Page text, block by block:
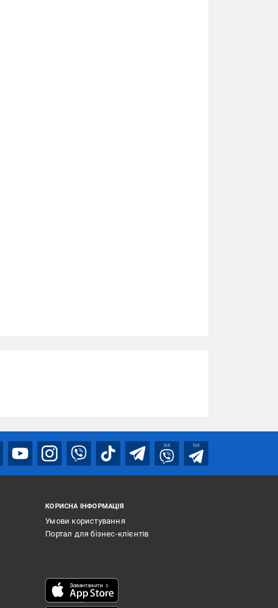
bot bot
КОРИСНА ІНФОРМАЦІЯ
Умови користування
Портал для бізнес-клієнтів